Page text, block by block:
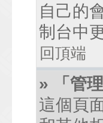
自己的
制台中
回頂端
» 「管
這個頁